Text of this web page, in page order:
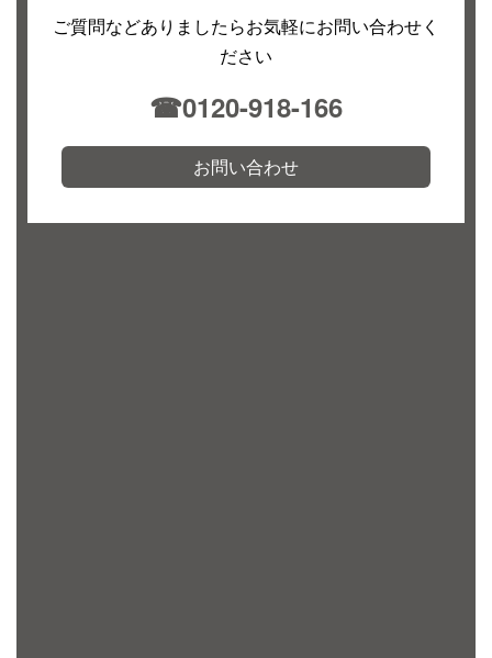
ご質問などありましたらお気軽にお問い合わせく
ださい
☎︎0120-918-166
お問い合わせ